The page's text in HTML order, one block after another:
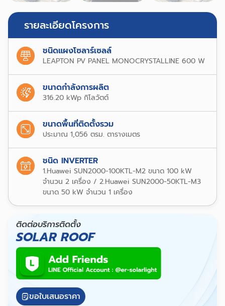
รายละเอียดโครงการ
ชนิดแผงโซลาร์เซลล์
LEAPTON PV PANEL MONOCRYSTALLINE 600 W
ขนาดกำลังการผลิต
316.20 kWp กิโลวัตต์
ขนาดพื้นที่ติดตั้งรวม
ประมาณ 1,056 ตรม. ตารางเมตร
ชนิด INVERTER
1.Huawei SUN2000-100KTL-M2 ขนาด 100 kW
จำนวน 2 เครื่อง / 2.Huawei SUN2000-50KTL-M3
ขนาด 50 kW จำนวน 1 เครื่อง
ติดต่อบริการติดตั้ง
SOLAR ROOF
ขอใบเสนอราคา